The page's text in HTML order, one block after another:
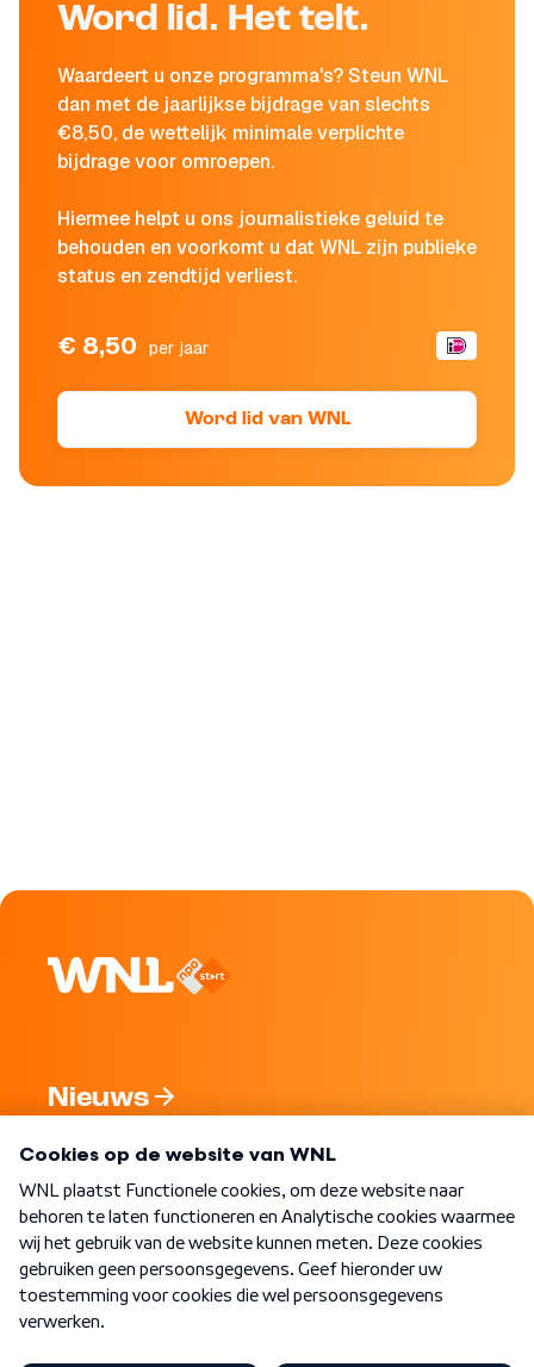
Word lid. Het telt.
Waardeert u onze programma's? Steun WNL
dan met de jaarlijkse bijdrage van slechts
€8,50, de wettelijk minimale verplichte
bijdrage voor omroepen.
Hiermee helpt u ons journalistieke geluid te
behouden en voorkomt u dat WNL zijn publieke
status en zendtijd verliest.
€ 8,50 per jaar
Word lid van WNL
Nieuws
Nieuwsbrief
Word Lid